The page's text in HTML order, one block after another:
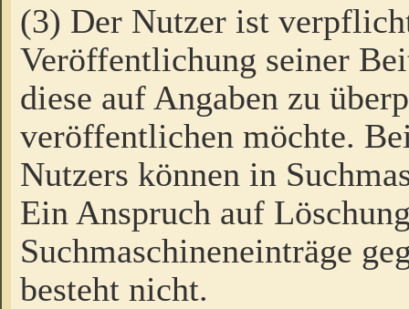
(3) Der Nutzer ist
Veröffentlichung seiner
diese auf Angaben zu
veröffentlichen möchte.
Nutzers können in
Ein Anspruch auf
Suchmaschineneinträge
besteht nicht.